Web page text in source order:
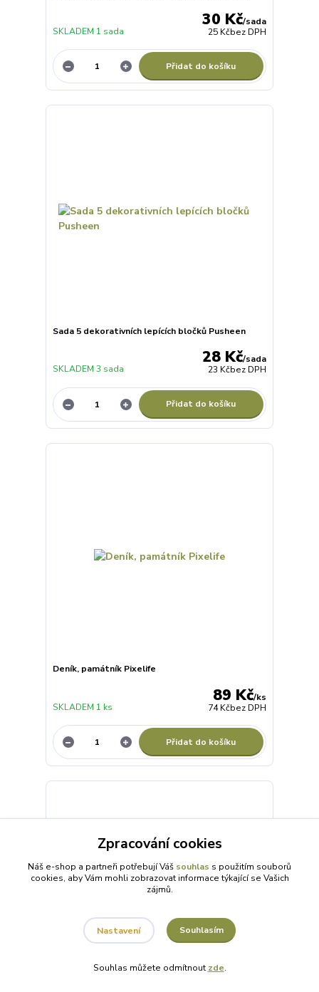
30 Kč/sada
25 Kčbez DPH
SKLADEM 1 sada
Přidat do košíku
Sada 5 dekorativních lepících bločků Pusheen
28 Kč/sada
23 Kčbez DPH
SKLADEM 3 sada
Přidat do košíku
Deník, památník Pixelife
89 Kč/ks
74 Kčbez DPH
SKLADEM 1 ks
Přidat do košíku
Zpracování cookies
Náš e-shop a partneři potřebují Váš souhlas s použitím souborů
cookies, aby Vám mohli zobrazovat informace týkající se Vašich
zájmů.
Nastavení Souhlasím
Souhlas můžete odmítnout zde.